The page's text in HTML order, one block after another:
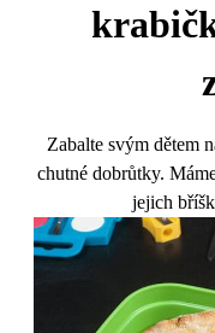
Zabalte svým dětem
chutné dobrůtky.
jejich